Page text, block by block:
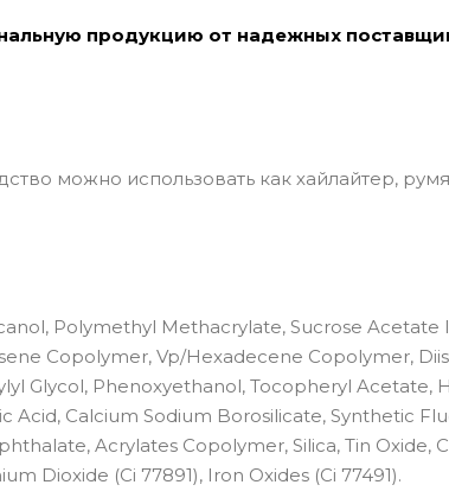
продукцию от надежных
можно использовать как хайлайтер,
Polymethyl Methacrylate, Sucrose Acetate
Copolymer, Vp/Hexadecene Copolymer,
Glycol, Phenoxyethanol, Tocopheryl Acetate,
Acid, Calcium Sodium Borosilicate, Synthetic
Acrylates Copolymer, Silica, Tin Oxide,
Dioxide (Ci 77891), Iron Oxides (Ci 77491).